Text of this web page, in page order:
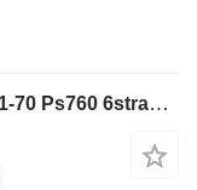
JCB テレハンドラーのためのJCB 531-70 Ps760 6stransmission Clutch Reverser Shaft Assy 459/10226